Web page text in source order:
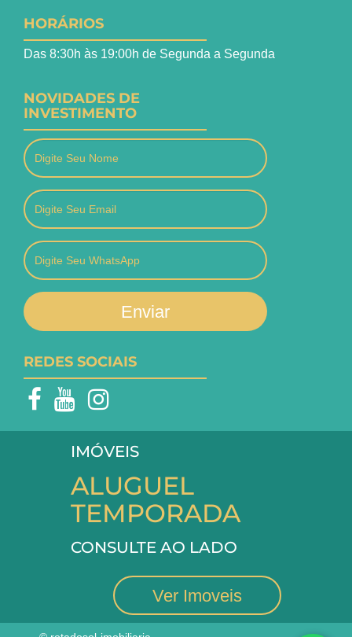
HORÁRIOS
Das 8:30h às 19:00h de Segunda a Segunda
NOVIDADES DE
INVESTIMENTO
Enviar
REDES SOCIAIS
IMÓVEIS
ALUGUEL
TEMPORADA
CONSULTE AO LADO
Ver Imoveis